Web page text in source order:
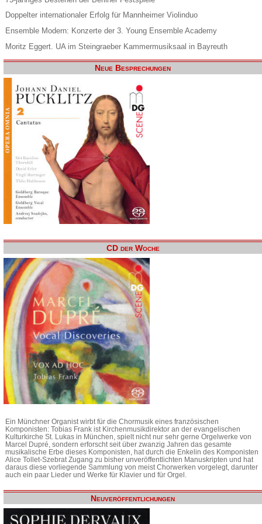
Doppelter internationaler Erfolg für Mannheimer Violinduo
Ensemble Modern: Konzerte der 3. Young Ensemble Academy
Moritz Eggert. UA im Steingraeber Kammermusiksaal in Bayreuth
Neue Besprechungen
CD der Woche
Ein Münchner Organist wirbt für die Chormusik eines französischen
Komponisten: Tobias Frank ist Kirchenmusikdirektor an der evangelischen
Kulturkirche St. Lukas in München, spielt nicht nur sehr gerne Orgelwerke von
Marcel Dupré, sondern erforscht seit über zwanzig Jahren das gesamte
musikalische Erbe dieses Komponisten, hat durch die Enkelin des Komponisten
Alice Tollet-Szebrat Zugang zu bisher unveröffentlichten Manuskripten und hat
daraus diese vorliegende Sammlung von meist Chorwerken vorgelegt, darunter
auch ein paar Lieder und Werke für Klavier und für Orgel.
Neuveröffentlichungen